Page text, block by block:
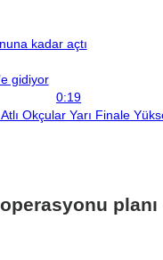
kadar açtı
gidiyor
0:19
Atlı Okçular Yarı Finale
planı